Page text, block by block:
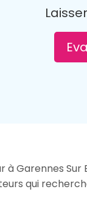
Garennes Sur
qui